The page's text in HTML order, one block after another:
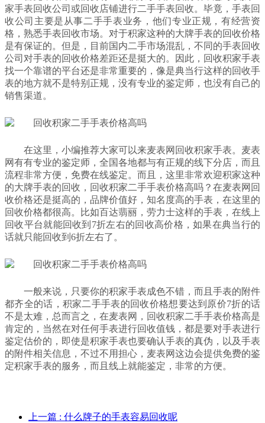
家手表回收公司或回收店铺进行二手手表回收。毕竟，手表回
收公司主要是从事二手手表业务，他们专业正规，有经营资
格，熟悉手表回收市场。对于积家这种的大牌手表的回收价格
是有保证的。但是，目前国内二手市场混乱，不同的手表回收
公司对手表的回收价格差距还是挺大的。因此，回收积家手表
找一个靠谱的平台还是非常重要的，像是典当行这样的回收手
表的地方就不是特别正规，没有专业的鉴定师，也没有自己的
销售渠道。
在这里，小编推荐大家可以来麦表网回收积家手表。麦表
网有有专业的鉴定师，全国各地都与有正规的线下分店，而且
流程非常方便，免费在线鉴定。而且，这里非常欢迎积家这种
的大牌手表的回收，回收积家二手手表价格高吗？在麦表网回
收价格还是挺高的，品牌价值好，知名度高的手表，在这里的
回收价格都很高。比如百达翡丽，劳力士这样的手表，在线上
回收平台就能回收到7折左右的回收高价格，如果在典当行的
话就只能回收到6折左右了。
一般来说，只要你的积家手表成色不错，而且手表的附件
都齐全的话，积家二手手表的回收价格想要达到原价7折的话
不是太难，总而言之，在麦表网，回收积家二手手表价格高是
肯定的，当然在对任何手表进行回收值钱，都是要对手表进行
鉴定估价的，即使是积家手表也要确认手表的真伪，以及手表
的附件相关信息，不过不用担心，麦表网这边会提供免费的鉴
定积家手表的服务，而且线上就能鉴定，非常的方便。
上一篇 : 什么牌子的手表容易回收呢